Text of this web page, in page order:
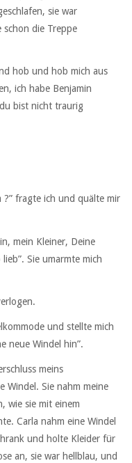
sie war
schon die Treppe
hob und hob mich aus
ich habe Benjamin
bist nicht traurig
?” fragte ich und quälte mir
mein Kleiner, Deine
Sie umarmte mich
und stellte mich
neue Windel hin”.
meins
Windel. Sie nahm meine
wie sie mit einem
Carla nahm eine Windel
und holte Kleider für
an, sie war hellblau, und